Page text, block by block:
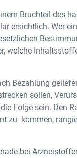
Bruchteil des
ersichtlich. Wer
welche
Bezahlung
sollen,
Folge sein. Den
zu kommen,
bei